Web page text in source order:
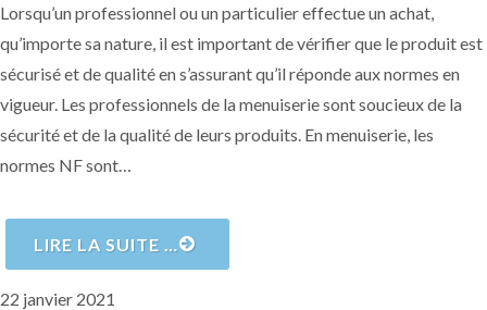
Lorsqu’un professionnel ou un particulier effectue un achat,
qu’importe sa nature, il est important de vérifier que le produit est
sécurisé et de qualité en s’assurant qu’il réponde aux normes en
vigueur. Les professionnels de la menuiserie sont soucieux de la
sécurité et de la qualité de leurs produits. En menuiserie, les
normes NF sont…
LIRE LA SUITE …
Publié
22 janvier 2021